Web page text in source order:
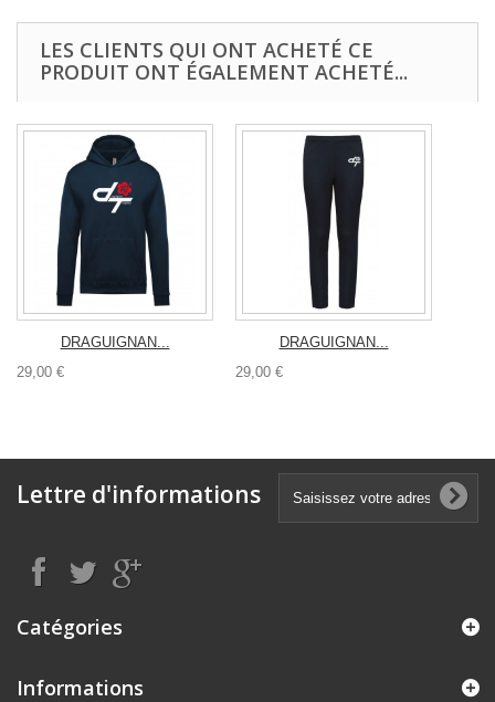
LES CLIENTS QUI ONT ACHETÉ CE
PRODUIT ONT ÉGALEMENT ACHETÉ...
DRAGUIGNAN...
29,00 €
DRAGUIGNAN...
29,00 €
Lettre d'informations
Catégories
Informations